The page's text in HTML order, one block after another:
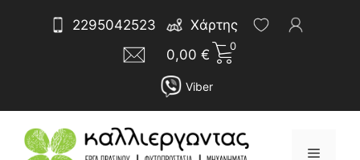
2295042523
Χάρτης
0,00 €
0
Viber
Μενού